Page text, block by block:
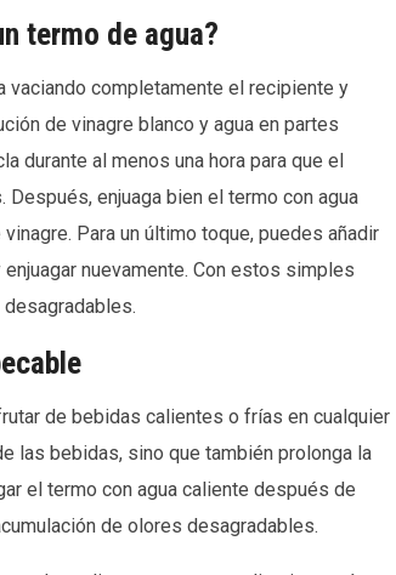
termo de agua?
vaciando completamente el recipiente y
de vinagre blanco y agua en partes
durante al menos una hora para que el
enjuaga bien el termo con agua
Para un último toque, puedes añadir
nuevamente. Con estos simples
de bebidas calientes o frías en cualquier
las bebidas, sino que también prolonga la
el termo con agua caliente después de
de olores desagradables.